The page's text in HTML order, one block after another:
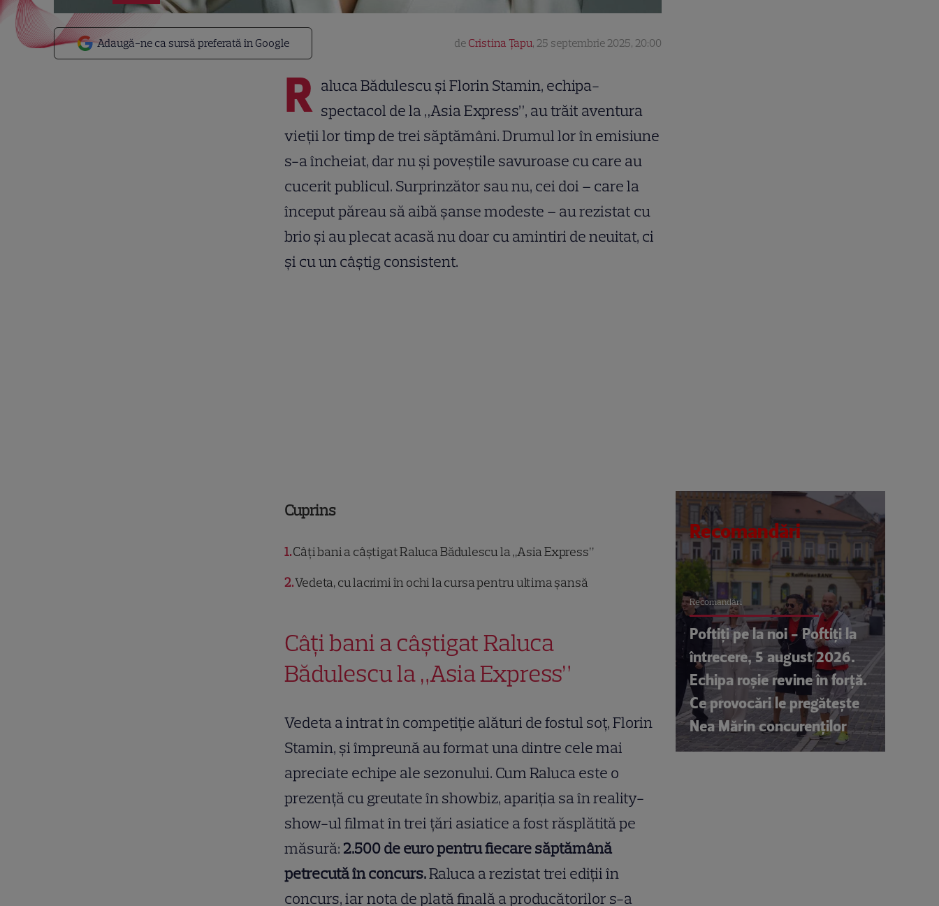
Adaugă-ne ca sursă preferată în Google de Cristina Țapu, 25 septembrie 2025, 20:00
R aluca Bădulescu și Florin Stamin, echipa-
spectacol de la „Asia Express”, au trăit aventura
vieții lor timp de trei săptămâni. Drumul lor în emisiune
s-a încheiat, dar nu și poveștile savuroase cu care au
cucerit publicul. Surprinzător sau nu, cei doi – care la
început păreau să aibă șanse modeste – au rezistat cu
brio și au plecat acasă nu doar cu amintiri de neuitat, ci
și cu un câștig consistent.
Cuprins
1Câți bani a câștigat Raluca Bădulescu la „Asia Express”
2Vedeta, cu lacrimi în ochi la cursa pentru ultima șansă
Câți bani a câștigat Raluca
Bădulescu la „Asia Express”
Vedeta a intrat în competiție alături de fostul soț, Florin
Stamin, și împreună au format una dintre cele mai
apreciate echipe ale sezonului. Cum Raluca este o
prezență cu greutate în showbiz, apariția sa în reality-
show-ul filmat în trei țări asiatice a fost răsplătită pe
măsură: 2.500 de euro pentru fiecare săptămână
petrecută în concurs.Raluca a rezistat trei ediții în
concurs, iar nota de plată finală a producătorilor s-a
Recomandări
Recomandări
Poftiți pe la noi - Poftiți la
întrecere, 5 august 2026.
Echipa roșie revine în forță.
Ce provocări le pregătește
Nea Mărin concurenților